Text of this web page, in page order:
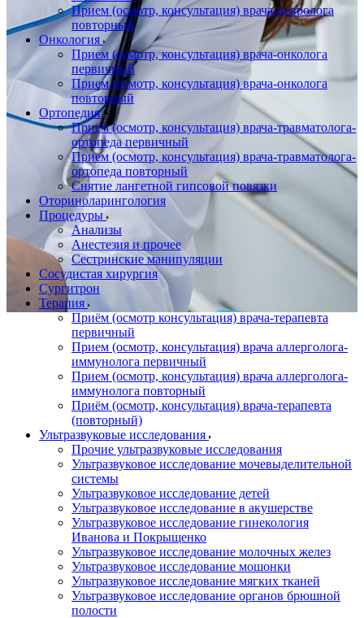
Прием (осмотр, консультация) врача-невролога
повторный
Онкология
Прием (осмотр, консультация) врача-онколога
первичный
Прием (осмотр, консультация) врача-онколога
повторный
Ортопедия
Прием (осмотр, консультация) врача-травматолога-
ортопеда первичный
Прием (осмотр, консультация) врача-травматолога-
ортопеда повторный
Снятие лангетной гипсовой повязки
Оториноларингология
Процедуры
Анализы
Анестезия и прочее
Сестринские манипуляции
Сосудистая хирургия
Сургитрон
Терапия
Приём (осмотр консультация) врача-терапевта
первичный
Прием (осмотр, консультация) врача аллерголога-
иммунолога первичный
Прием (осмотр, консультация) врача аллерголога-
иммунолога повторный
Приём (осмотр, консультация) врача-терапевта
(повторный)
Ультразвуковые исследования
Прочие ультразвуковые исследования
Ультразвуковое исследование мочевыделительной
системы
Ультразвуковое исследование детей
Ультразвуковое исследование в акушерстве
Ультразвуковое исследование гинекология
Иванова и Покрыщенко
Ультразвуковое исследование молочных желез
Ультразвуковое исследование мошонки
Ультразвуковое исследование мягких тканей
Ультразвуковое исследование органов брюшной
полости